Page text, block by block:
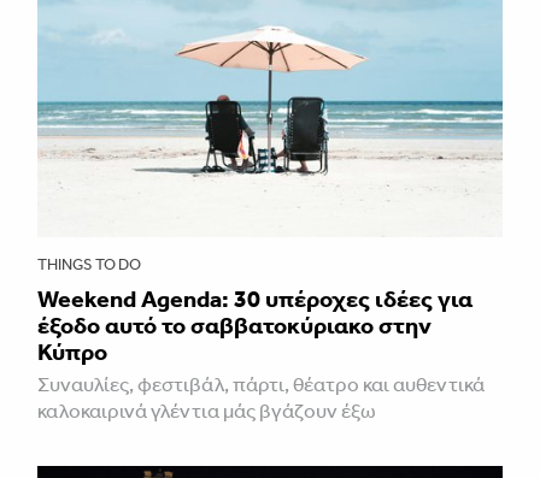
THINGS TO DO
Weekend Agenda: 30 υπέροχες ιδέες για
έξοδο αυτό το σαββατοκύριακο στην
Κύπρο
Συναυλίες, φεστιβάλ, πάρτι, θέατρο και αυθεντικά
καλοκαιρινά γλέντια μάς βγάζουν έξω